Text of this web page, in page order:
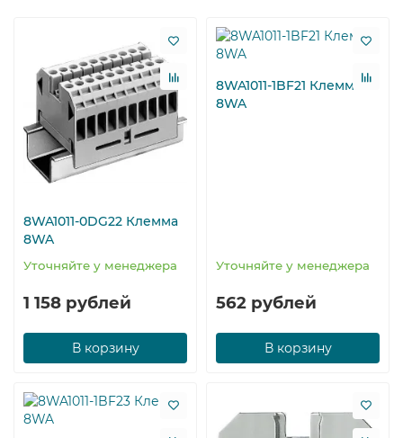
8WA1011-0DG22 Клемма
8WA
Уточняйте у менеджера
1 158 рублей
В корзину
8WA1011-1BF21 Клемма
8WA
Уточняйте у менеджера
562 рублей
В корзину